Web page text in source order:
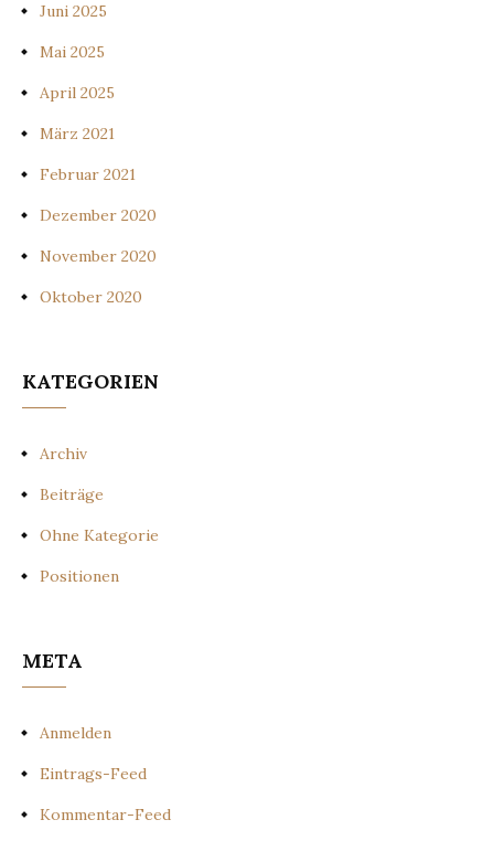
Juni 2025
Mai 2025
April 2025
März 2021
Februar 2021
Dezember 2020
November 2020
Oktober 2020
KATEGORIEN
Archiv
Beiträge
Ohne Kategorie
Positionen
META
Anmelden
Eintrags-Feed
Kommentar-Feed